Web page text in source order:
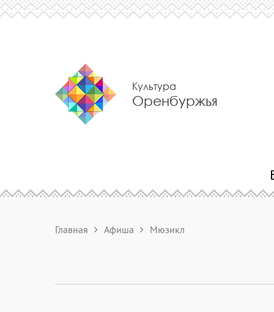
Культура
Оренбуржья
Главная Афиша Мюзикл